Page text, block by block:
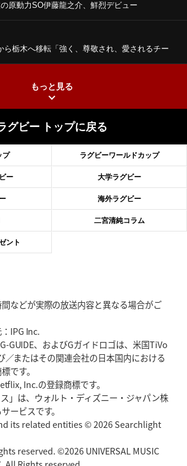
原動力SO伊藤龍之介、鮮烈デビュー
ら栃木へ移転「強く、尊敬され、愛されるチー
過ぎる引退「27年W杯の主審、遠のいた夢」
勝の道のりデイブ・レニーHCの功績と財産
良治氏死去「信は力なり」骨太の教育方針
遥スタッフ入り
レタリック
実氏死去 熱血指導で埼玉WKの基礎築く
ルデー」の意義「特別からノーマルへ」が最終
もっと見る
グビー トップに戻る
プ ラグビーワールドカップ
ー 大学ラグビー
海外ラグビー
二宮清純コラム
ント
などが実際の放送内容と異なる場合がご
IPG Inc.
GUIDE、およびGガイドロゴは、米国TiVo
／またはその関連会社の日本国内における
です。
Inc.の登録商標です。
ス」は、ウォルト・ディズニー・ジャパン株
ービスです。
its related entities © 2026 Searchlight
reserved. ©2026 UNIVERSAL MUSIC